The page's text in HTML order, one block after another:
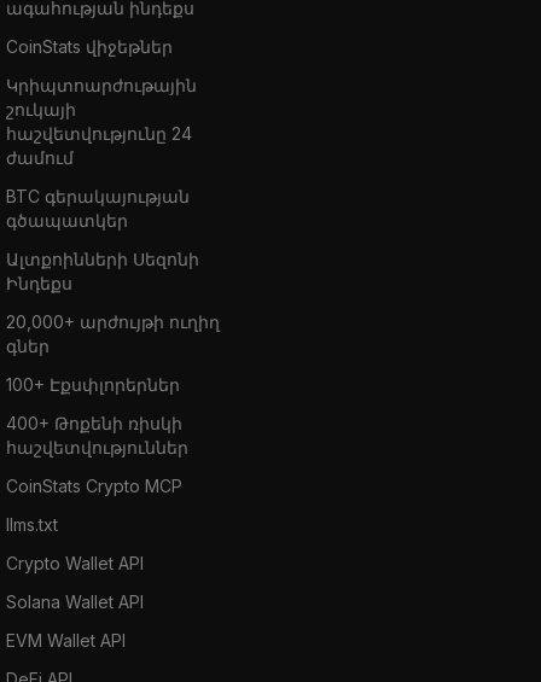
ագահության ինդեքս
CoinStats վիջեթներ
Կրիպտոարժութային
շուկայի
հաշվետվությունը 24
ժամում
BTC գերակայության
գծապատկեր
Ալտքոինների Սեզոնի
Ինդեքս
20,000+ արժույթի ուղիղ
գներ
100+ Էքսփլորերներ
400+ Թոքենի ռիսկի
հաշվետվություններ
CoinStats Crypto MCP
llms.txt
Crypto Wallet API
Solana Wallet API
EVM Wallet API